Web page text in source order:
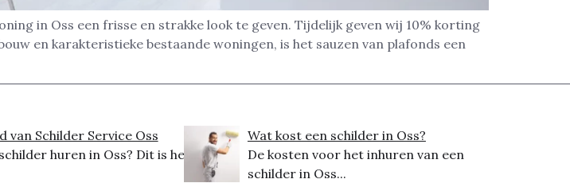
in Oss een frisse en strakke look te geven. Tijdelijk geven wij 10% korting
en karakteristieke bestaande woningen, is het sauzen van plafonds een
van Schilder Service Oss
huren in Oss? Dit is het...
Wat kost een schilder in Oss?
De kosten voor het inhuren van een
schilder in Oss...